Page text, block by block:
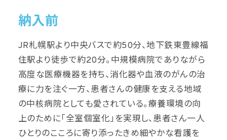
納入前
JR札幌駅より中央バスで約50分、地下鉄東豊線福
住駅より徒歩で約20分。中規模病院でありながら
高度な医療機器を持ち、消化器や血液のがんの治
療に力を注ぐ一方、患者さんの健康を支える地域
の中核病院としても愛されている。療養環境の向
上のために「全室個室化」を実現し、患者さん一人
ひとりのこころに寄り添ったきめ細やかな看護を